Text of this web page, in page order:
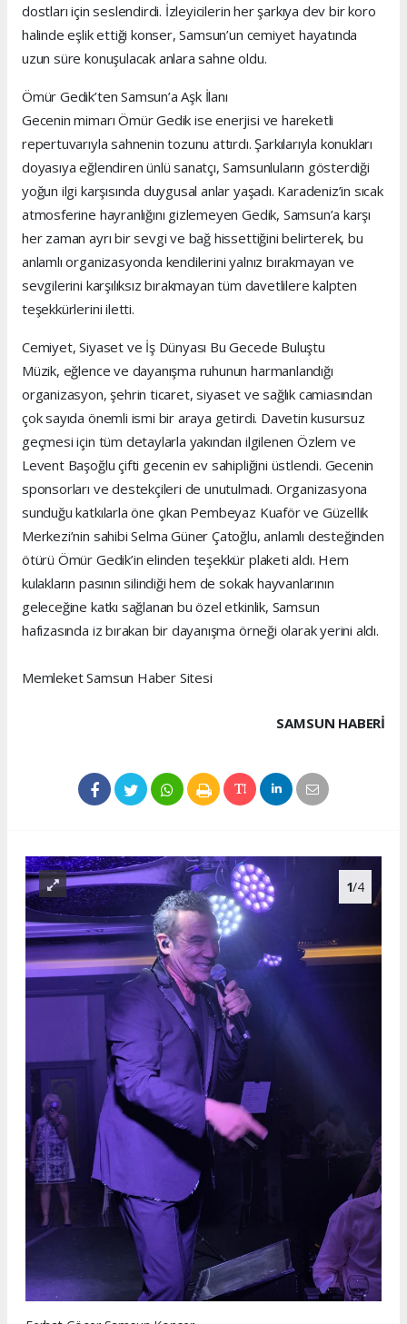
dostları için seslendirdi. İzleyicilerin her şarkıya dev bir koro
halinde eşlik ettiği konser, Samsun’un cemiyet hayatında
uzun süre konuşulacak anlara sahne oldu.
Ömür Gedik’ten Samsun’a Aşk İlanı
Gecenin mimarı Ömür Gedik ise enerjisi ve hareketli
repertuvarıyla sahnenin tozunu attırdı. Şarkılarıyla konukları
doyasıya eğlendiren ünlü sanatçı, Samsunluların gösterdiği
yoğun ilgi karşısında duygusal anlar yaşadı. Karadeniz’in sıcak
atmosferine hayranlığını gizlemeyen Gedik, Samsun’a karşı
her zaman ayrı bir sevgi ve bağ hissettiğini belirterek, bu
anlamlı organizasyonda kendilerini yalnız bırakmayan ve
sevgilerini karşılıksız bırakmayan tüm davetlilere kalpten
teşekkürlerini iletti.
Cemiyet, Siyaset ve İş Dünyası Bu Gecede Buluştu
Müzik, eğlence ve dayanışma ruhunun harmanlandığı
organizasyon, şehrin ticaret, siyaset ve sağlık camiasından
çok sayıda önemli ismi bir araya getirdi. Davetin kusursuz
geçmesi için tüm detaylarla yakından ilgilenen Özlem ve
Levent Başoğlu çifti gecenin ev sahipliğini üstlendi. Gecenin
sponsorları ve destekçileri de unutulmadı. Organizasyona
sunduğu katkılarla öne çıkan Pembeyaz Kuaför ve Güzellik
Merkezi’nin sahibi Selma Güner Çatoğlu, anlamlı desteğinden
ötürü Ömür Gedik’in elinden teşekkür plaketi aldı. Hem
kulakların pasının silindiği hem de sokak hayvanlarının
geleceğine katkı sağlanan bu özel etkinlik, Samsun
hafızasında iz bırakan bir dayanışma örneği olarak yerini aldı.
Memleket Samsun Haber Sitesi
SAMSUN HABERİ
1/4